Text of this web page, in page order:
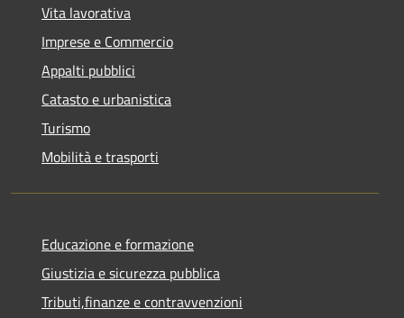
Vita lavorativa
Imprese e Commercio
Appalti pubblici
Catasto e urbanistica
Turismo
Mobilità e trasporti
Educazione e formazione
Giustizia e sicurezza pubblica
Tributi,finanze e contravvenzioni